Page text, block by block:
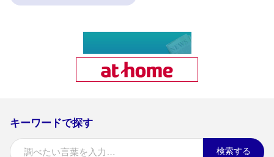
キーワードで探す
検索する